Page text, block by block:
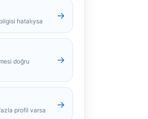
hatalıysa
→
doğru
→
profil varsa
→